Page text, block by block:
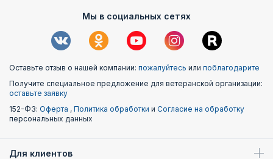
Мы в социальных сетях
Оставьте отзыв о нашей компании: пожалуйтесь или поблагодарите
Получите специальное предложение для ветеранской организации:
оставьте заявку
152-ФЗ: Оферта , Политика обработки и Согласие на обработку
персональных данных
Для клиентов